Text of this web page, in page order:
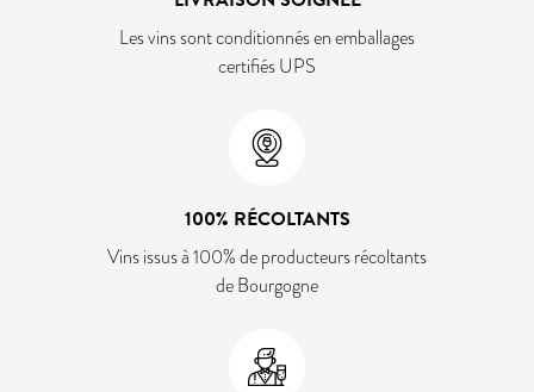
Les vins sont conditionnés en emballages
certifiés UPS
100% RÉCOLTANTS
Vins issus à 100% de producteurs récoltants
de Bourgogne